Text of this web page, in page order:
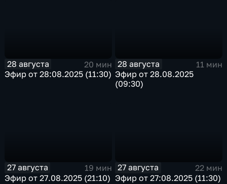
28 августа
20 мин
Эфир от 28:08.2025 (11:30)
28 августа
11 мин
Эфир от 28.08.2025
(09:30)
27 августа
19 мин
Эфир от 27.08.2025 (21:10)
27 августа
22 мин
Эфир от 27:08.2025 (11:30)